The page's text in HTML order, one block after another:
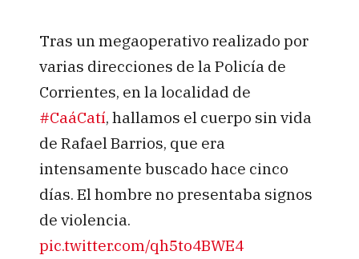
Tras un megaoperativo realizado por
varias direcciones de la Policía de
Corrientes, en la localidad de
#CaáCatí, hallamos el cuerpo sin vida
de Rafael Barrios, que era
intensamente buscado hace cinco
días. El hombre no presentaba signos
de violencia.
pic.twitter.com/qh5to4BWE4